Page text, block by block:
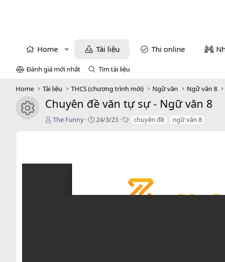
Home Tài liệu Thi online
Đánh giá mới nhất Tìm tài liệu
Home Tài liệu THCS (chương trình mới) Ngữ văn Ngữ văn 8
icon tài liệu
Chuyên đề văn tự sự - Ngữ văn 8
T
ả
The Funny
C
24/3/23
T chuyên đề ngữ văn 8